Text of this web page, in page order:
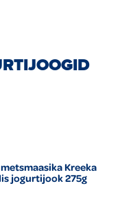
Kreeka
jogurtijook 275g